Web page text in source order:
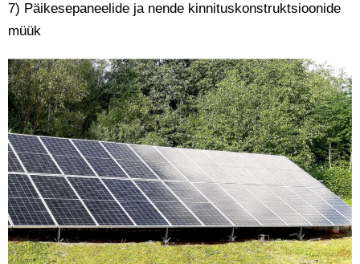
7) Päikesepaneelide ja nende kinnituskonstruktsioonide
müük